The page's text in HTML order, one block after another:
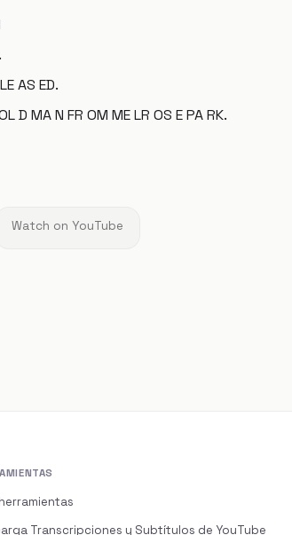
AS ED.
D MA N FR OM ME LR OS E PA RK.
Watch on YouTube
Transcripciones y Subtítulos de YouTube